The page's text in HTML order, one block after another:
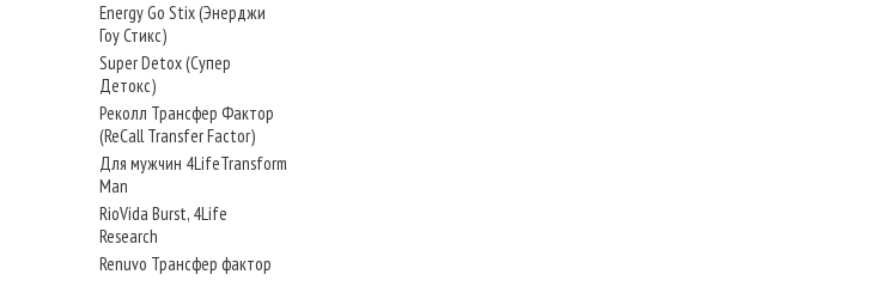
Energy Go Stix (Энерджи
Гоу Стикс)
Super Detox (Супер
Детокс)
Реколл Трансфер Фактор
(ReCall Transfer Factor)
Для мужчин 4LifeTransform
Man
RioVida Burst, 4Life
Research
Renuvo Трансфер фактор